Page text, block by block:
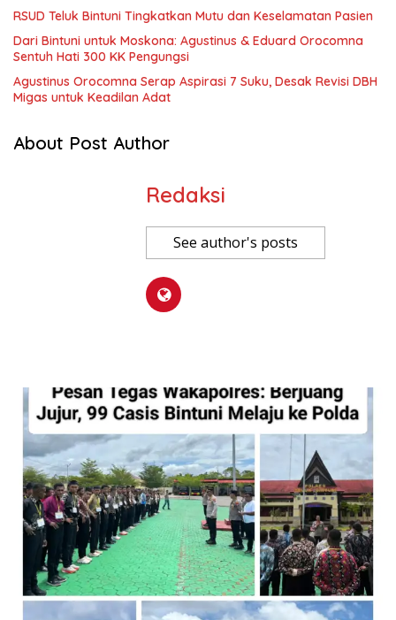
RSUD Teluk Bintuni Tingkatkan Mutu dan Keselamatan Pasien
Dari Bintuni untuk Moskona: Agustinus & Eduard Orocomna
Sentuh Hati 300 KK Pengungsi
Agustinus Orocomna Serap Aspirasi 7 Suku, Desak Revisi DBH
Migas untuk Keadilan Adat
About Post Author
Redaksi
See author's posts